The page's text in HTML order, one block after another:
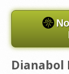
Dianabol